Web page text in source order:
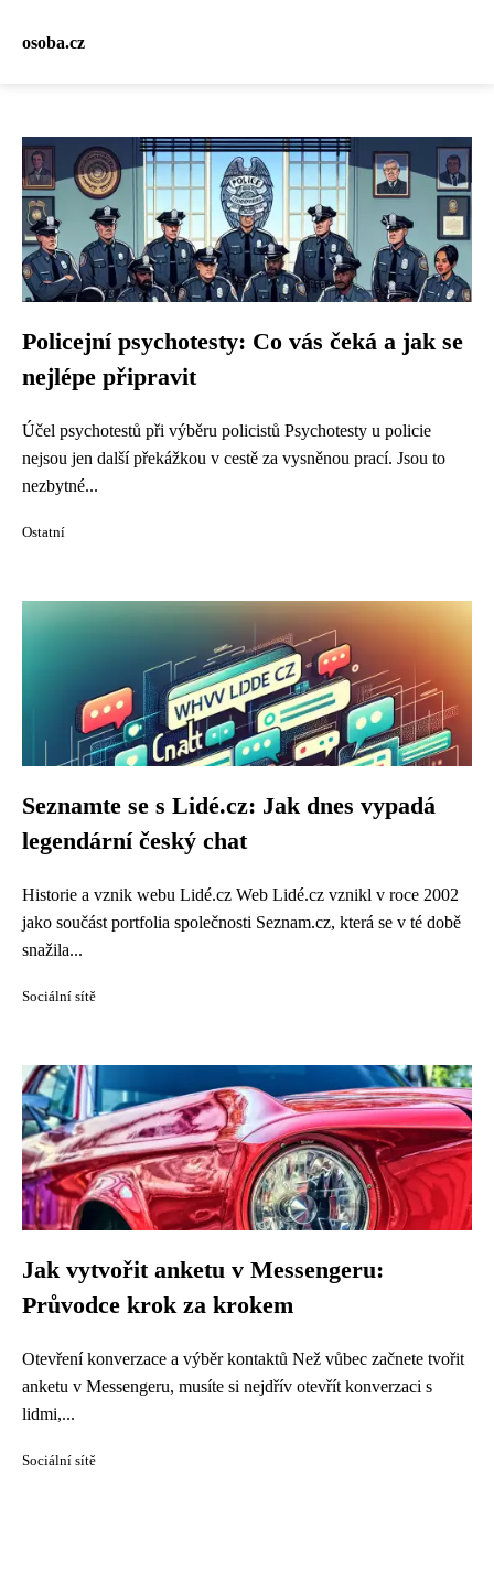
osoba.cz
Policejní psychotesty: Co vás čeká a jak se
nejlépe připravit
Účel psychotestů při výběru policistů Psychotesty u policie
nejsou jen další překážkou v cestě za vysněnou prací. Jsou to
nezbytné...
Ostatní
Seznamte se s Lidé.cz: Jak dnes vypadá
legendární český chat
Historie a vznik webu Lidé.cz Web Lidé.cz vznikl v roce 2002
jako součást portfolia společnosti Seznam.cz, která se v té době
snažila...
Sociální sítě
Jak vytvořit anketu v Messengeru:
Průvodce krok za krokem
Otevření konverzace a výběr kontaktů Než vůbec začnete tvořit
anketu v Messengeru, musíte si nejdřív otevřít konverzaci s
lidmi,...
Sociální sítě